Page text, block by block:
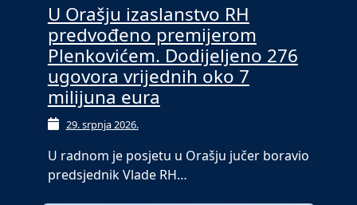
U Orašju izaslanstvo RH
predvođeno premijerom
Plenkovićem. Dodijeljeno 276
ugovora vrijednih oko 7
milijuna eura
29. srpnja 2026.
U radnom je posjetu u Orašju jučer boravio
predsjednik Vlade RH…